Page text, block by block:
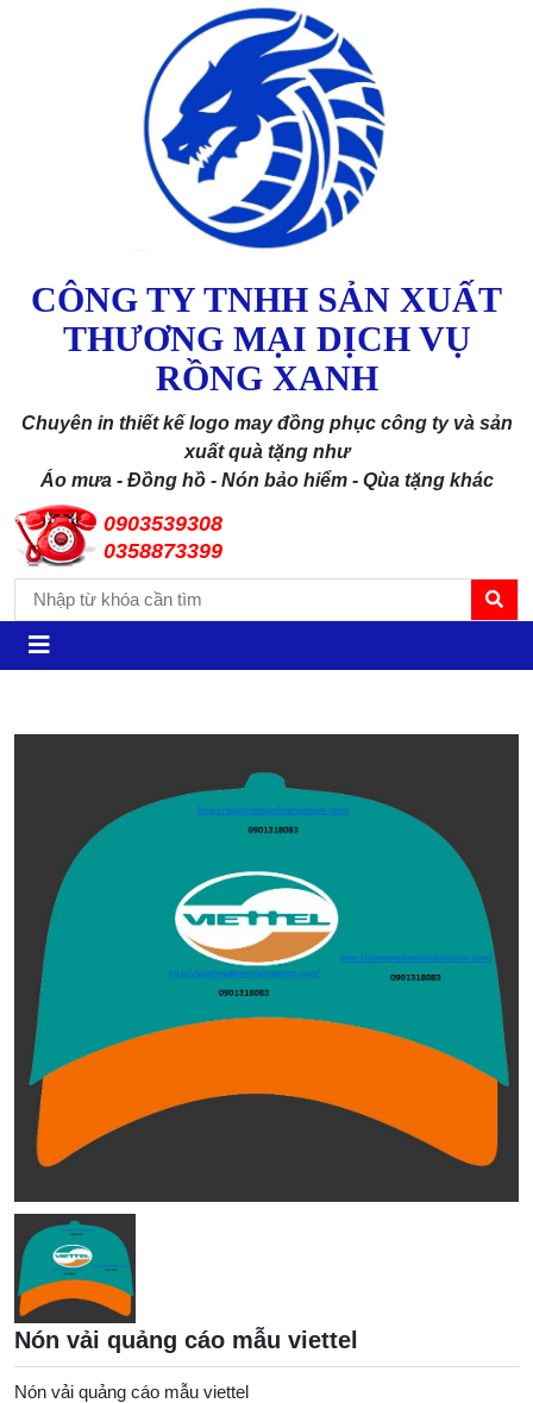
CÔNG TY TNHH SẢN XUẤT
THƯƠNG MẠI DỊCH VỤ
RỒNG XANH
Chuyên in thiết kế logo may đồng phục công ty và sản
xuất quà tặng như
Áo mưa - Đồng hồ - Nón bảo hiểm - Qùa tặng khác
0903539308
0358873399
Nón vải quảng cáo mẫu viettel
Nón vải quảng cáo mẫu viettel